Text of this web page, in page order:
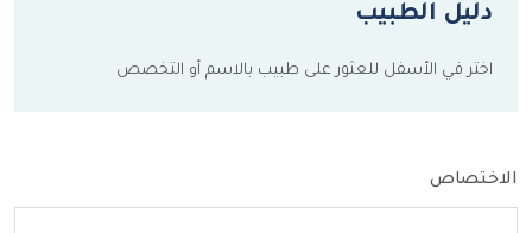
دليل الطبيب
اختر في الأسفل للعثور على طبيب بالاسم أو التخصص
الاختصاص